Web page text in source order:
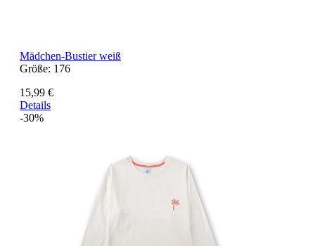
Mädchen-Bustier weiß
Größe: 176
15,99 €
Details
-30%